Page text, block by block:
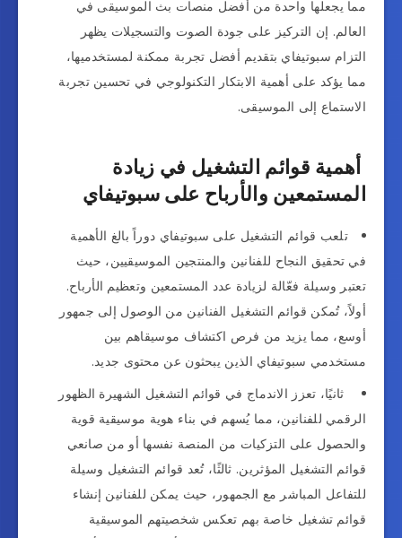
مما يجعلها واحدة من أفضل منصات بث الموسيقى في
العالم. إن التركيز على جودة الصوت والتسجيلات يظهر
التزام سبوتيفاي بتقديم أفضل تجربة ممكنة لمستخدميها،
مما يؤكد على أهمية الابتكار التكنولوجي في تحسين تجربة
الاستماع إلى الموسيقى.
أهمية قوائم التشغيل في زيادة
المستمعين والأرباح على سبوتيفاي
تلعب قوائم التشغيل على سبوتيفاي دوراً بالغ الأهمية
في تحقيق النجاح للفنانين والمنتجين الموسيقيين، حيث
تعتبر وسيلة فعّالة لزيادة عدد المستمعين وتعظيم الأرباح.
أولاً، تُمكن قوائم التشغيل الفنانين من الوصول إلى جمهور
أوسع، مما يزيد من فرص اكتشاف موسيقاهم بين
مستخدمي سبوتيفاي الذين يبحثون عن محتوى جديد.
ثانيًا، تعزز الاندماج في قوائم التشغيل الشهيرة الظهور
الرقمي للفنانين، مما يُسهم في بناء هوية موسيقية قوية
والحصول على التزكيات من المنصة نفسها أو من صانعي
قوائم التشغيل المؤثرين. ثالثًا، تُعد قوائم التشغيل وسيلة
للتفاعل المباشر مع الجمهور، حيث يمكن للفنانين إنشاء
قوائم تشغيل خاصة بهم تعكس شخصيتهم الموسيقية